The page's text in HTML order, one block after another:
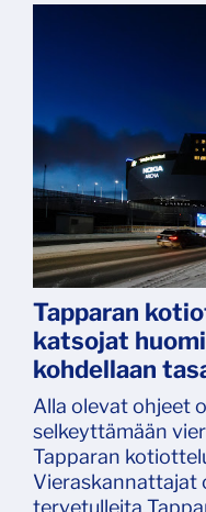
Tapparan
katsojat
kohdellaan
Alla olevat ohjeet
selkeyttämään
Tapparan
Vieraskannattajat